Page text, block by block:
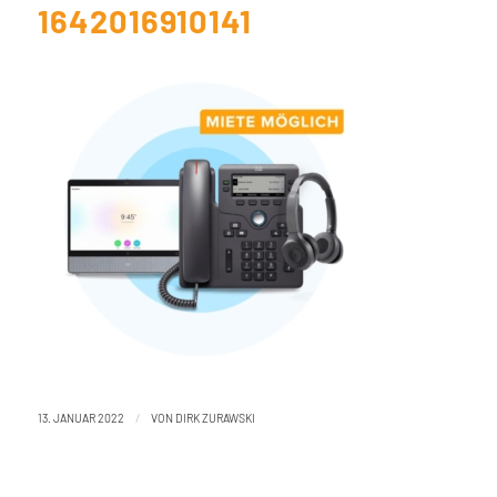
1642016910141
13. JANUAR 2022 / VON DIRK ZURAWSKI